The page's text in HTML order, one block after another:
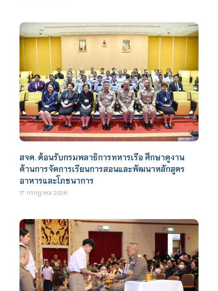
สจด. ต้อนรับกรมพลาธิการทหารเรือ ศึกษาดูงาน
ด้านการจัดการเรียนการสอนและพัฒนาหลักสูตร
อาหารและโภชนาการ
17 กรกฎาคม 2026